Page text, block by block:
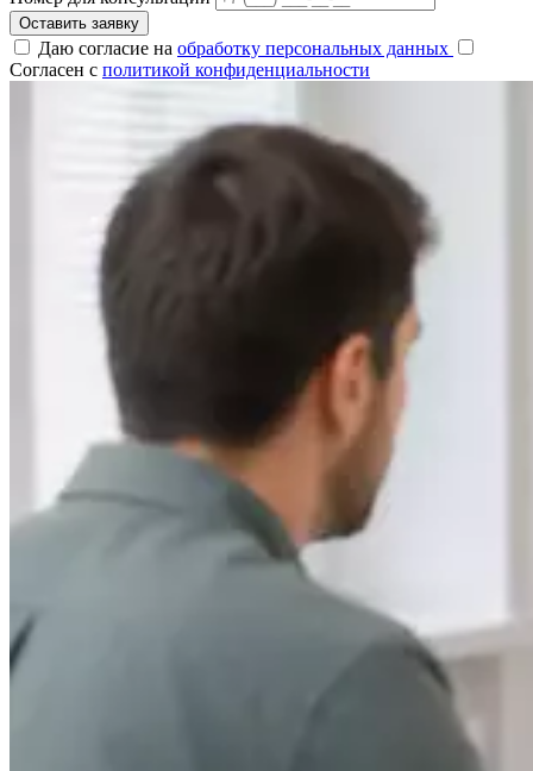
Оставить заявку
Даю согласие на обработку персональных данных
Согласен с политикой конфиденциальности